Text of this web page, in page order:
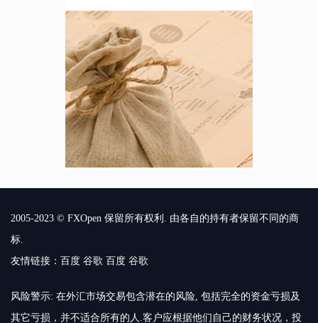
2005-2023 © FXOpen 保留所有权利. 由各自的持有者保留不同的商
标.
友情链接： 百度 谷歌 百度 谷歌
风险警示: 在外汇市场交易包含潜在的风险, 包括完全的资金亏损及
其它亏损，并不适合所有的人.客户应根据他们自己的财务状况，投